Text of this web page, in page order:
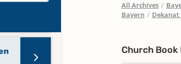
All Archives /
Bayern / Dekanat
Church